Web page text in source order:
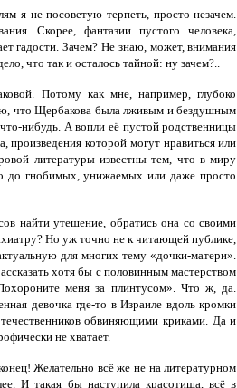
я не посоветую терпеть, просто незачем.
Скорее, фантазии пустого человека,
гадости. Зачем? Не знаю, может, внимания
что так и осталось тайной: ну зачем?..
Потому как мне, например, глубоко
что Щербакова была лживым и бездушным
нибудь. А вопли её пустой родственницы
которой могут нравиться или
литературы известны тем, что в миру
до гнобимых, унижаемых или даже просто
найти утешение, обратись она со своими
Но уж точно не к читающей публике,
для многих тему «дочки-матери».
хотя бы с половинным мастерством
меня за плинтусом». Что ж, да.
девочка где-то в Израиле вдоль кромки
обвиняющими криками. Да и
не хватает.
Желательно всё же не на литературном
И такая бы наступила красотища, всё в